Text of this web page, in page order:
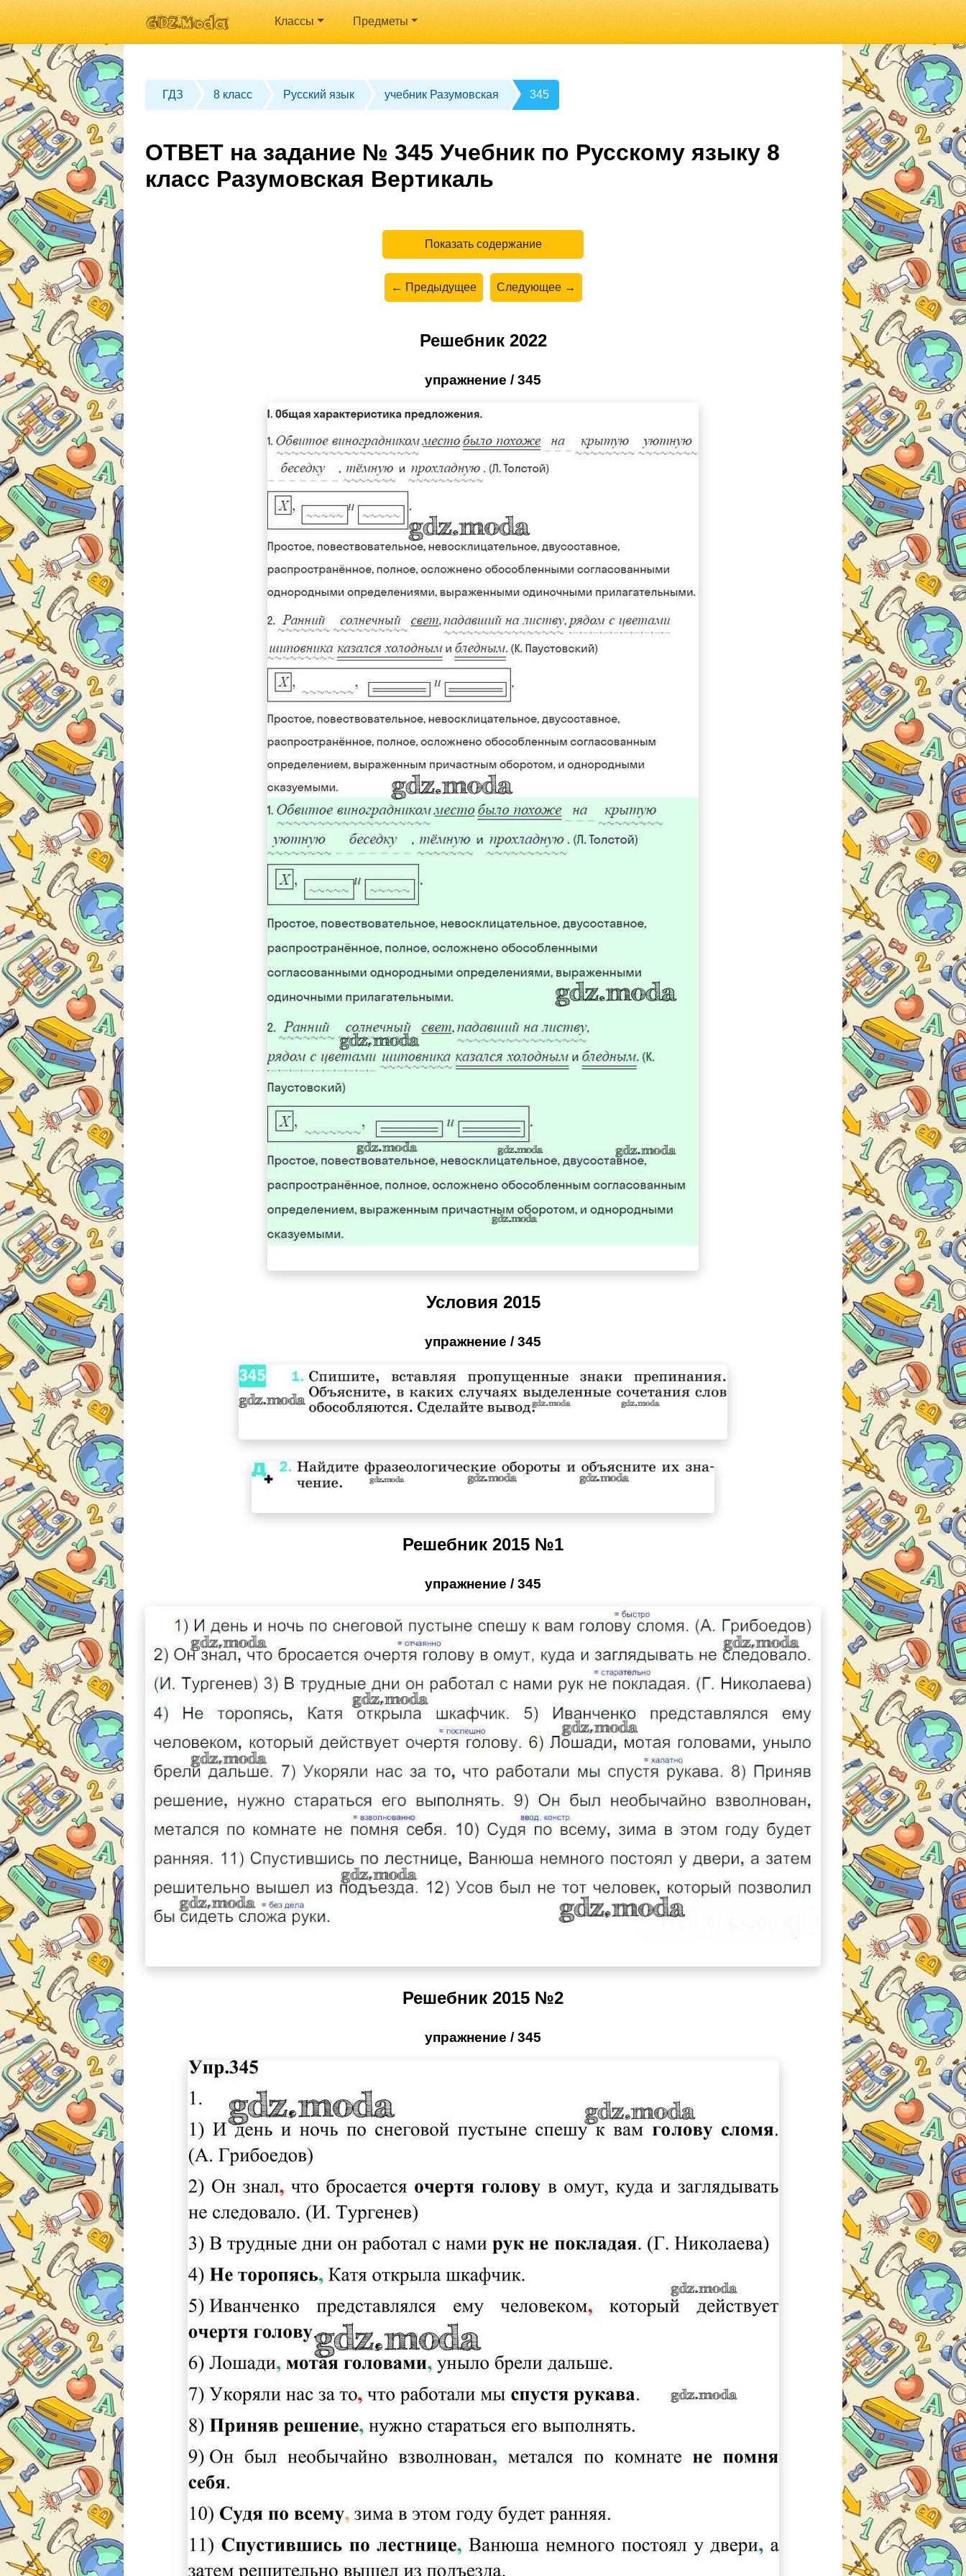
Классы Предметы
ГДЗ 8 класс Русский язык учебник Разумовская 345
ОТВЕТ на задание № 345 Учебник по Русскому языку 8
класс Разумовская Вертикаль
Показать содержание
← Предыдущее Следующее →
Решебник 2022
упражнение / 345
Условия 2015
упражнение / 345
Решебник 2015 №1
упражнение / 345
Решебник 2015 №2
упражнение / 345